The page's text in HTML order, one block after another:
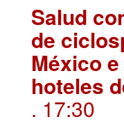
Salud
de
México
hoteles
. 17:30